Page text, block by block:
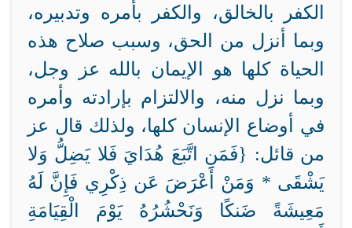
الكفر بالخالق، والكفر بأمره وتدبيره،
وبما أنزل من الحق، وسبب صلاح هذه
الحياة كلها هو الإيمان بالله عز وجل،
وبما نزل منه، والالتزام بإرادته وأمره
في أوضاع الإنسان كلها، ولذلك قال عز
من قائل: {فَمَنِ اتَّبَعَ هُدَايَ فَلا يَضِلُّ وَلا
يَشْقَى * وَمَنْ أَعْرَضَ عَن ذِكْرِي فَإِنَّ لَهُ
مَعِيشَةً ضَنكًا وَنَحْشُرُهُ يَوْمَ الْقِيَامَةِ